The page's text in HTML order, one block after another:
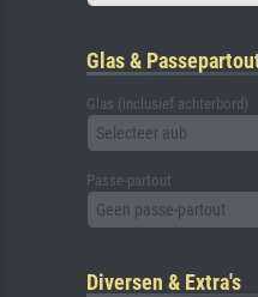
Glas &
Glas (inclusief achterbord)
Selecteer aub
Passe-partout
Geen passe-partout
Diversen & Extra's